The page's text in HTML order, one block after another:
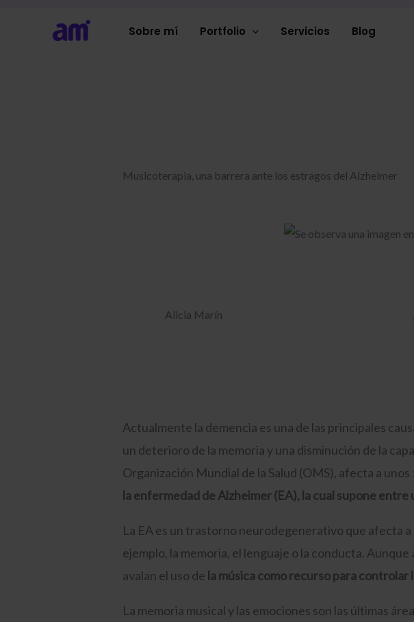
Sobre mí Portfolio Servicios Blog
Musicoterapia, una barrera ante los estragos del Alzheimer
Alicia Marín
Actualmente la demencia es una de las principales
un deterioro de la memoria y una disminución de la
Organización Mundial de la Salud (OMS), afecta a
la enfermedad de Alzheimer (EA), la cual supone entre
La EA es un trastorno neurodegenerativo que afecta
ejemplo, la memoria, el lenguaje o la conducta.
avalan el uso de la música como recurso para
La memoria musical y las emociones son las últimas